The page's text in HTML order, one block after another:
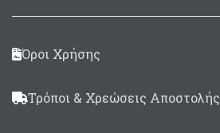
Όροι Χρήσης
Τρόποι & Χρεώσεις Αποστολής